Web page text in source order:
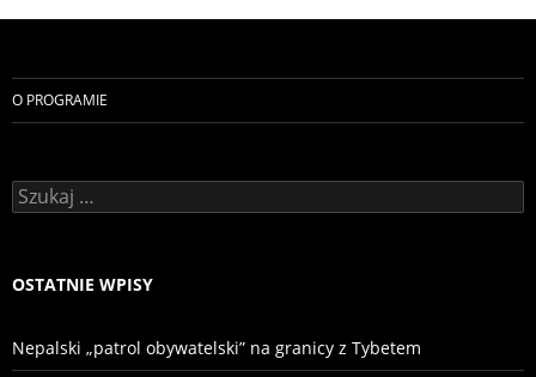
wpisach
O PROGRAMIE
Szukaj:
OSTATNIE WPISY
Nepalski „patrol obywatelski” na granicy z Tybetem